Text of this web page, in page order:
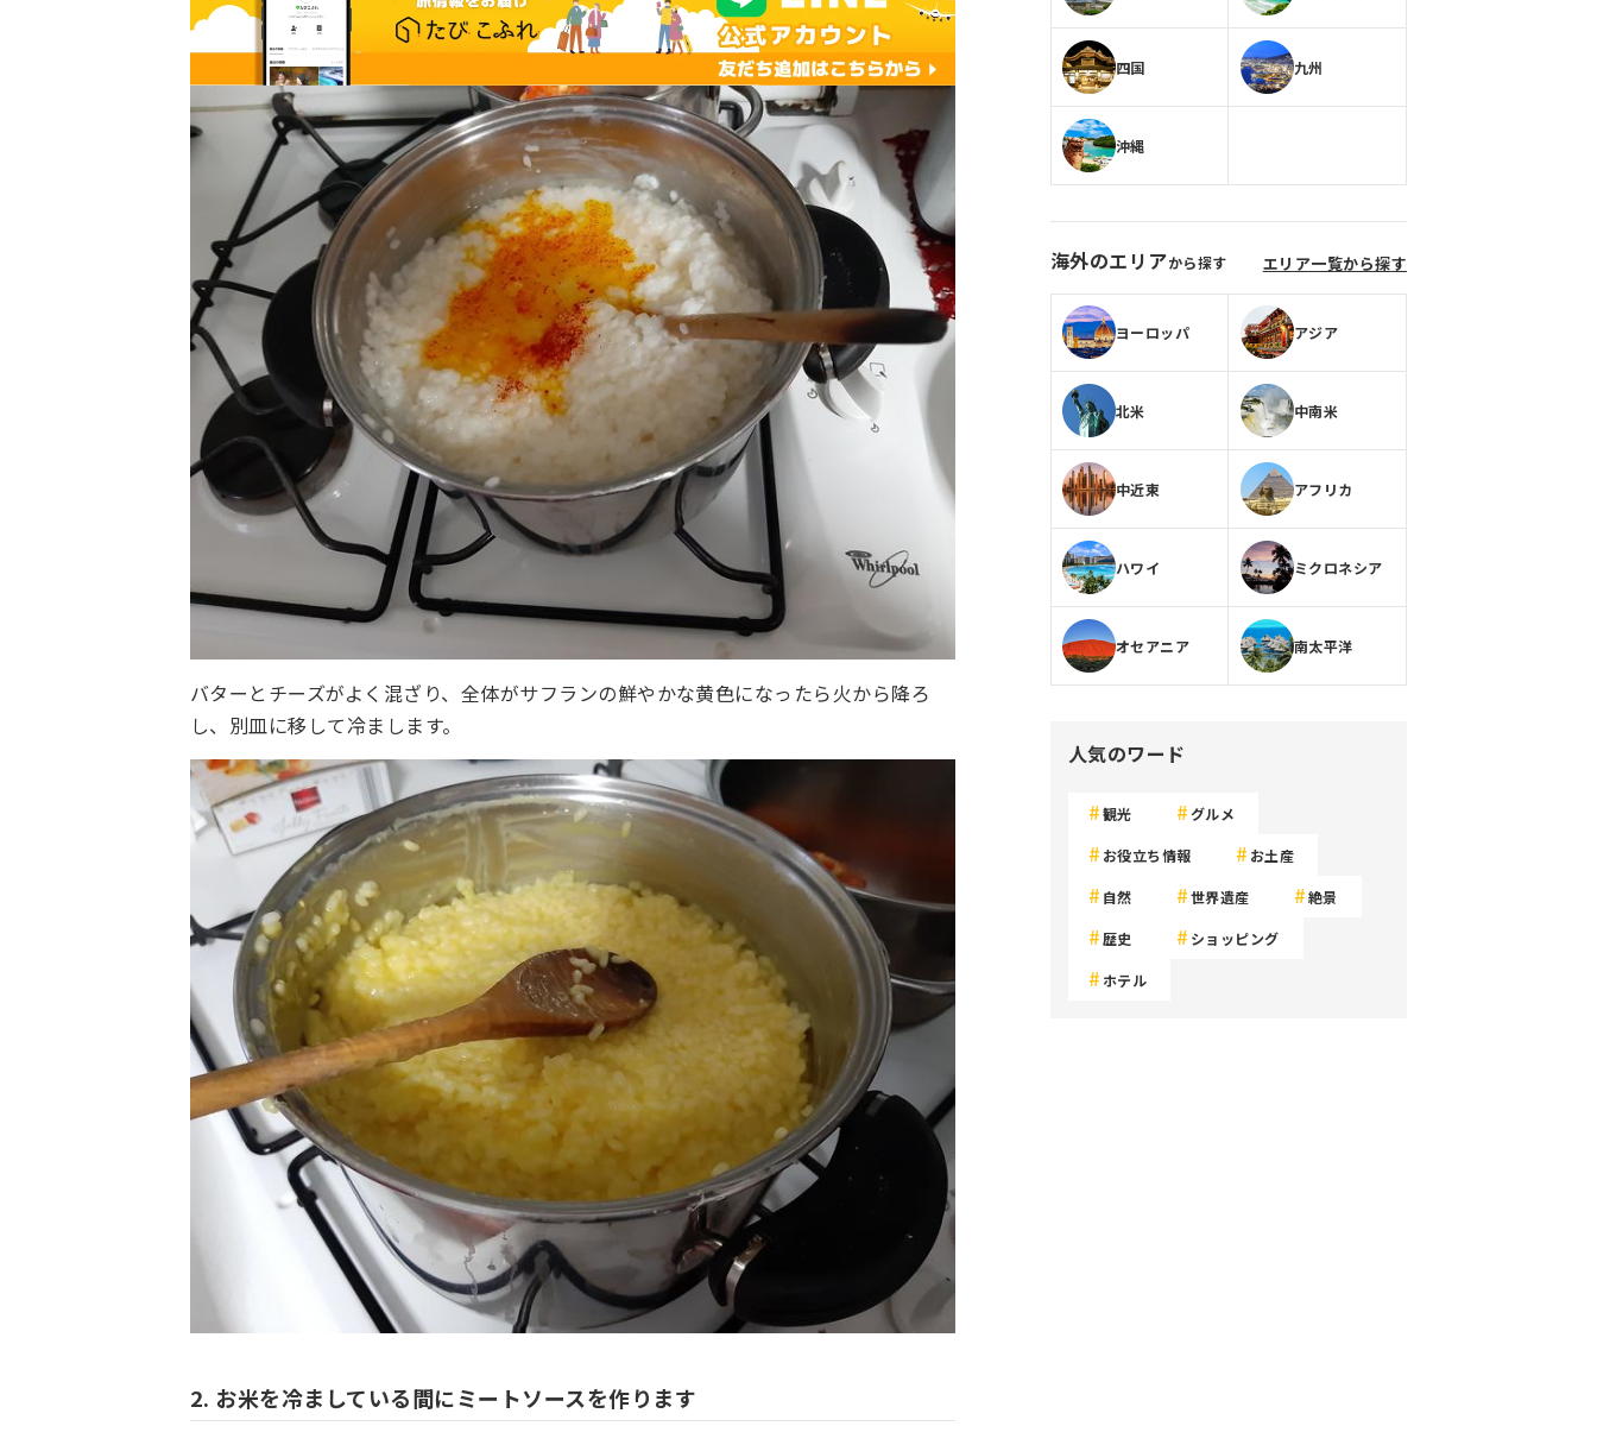
バターとチーズがよく混ざり、全体がサフランの鮮やかな黄色になったら火から降ろ
し、別皿に移して冷まします。
2. お米を冷ましている間にミートソースを作ります
四国 九州
沖縄
海外のエリアから探す エリア一覧から探す
ヨーロッパ アジア
北米 中南米
中近東 アフリカ
ハワイ ミクロネシア
オセアニア 南太平洋
人気のワード
観光 グルメ
お役立ち情報 お土産
自然 世界遺産 絶景
歴史 ショッピング
ホテル